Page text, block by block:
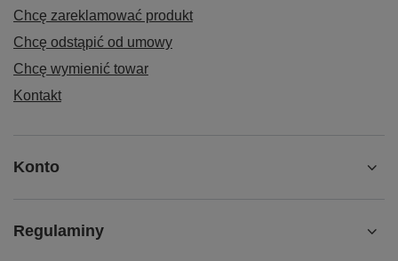
Chcę zareklamować produkt
Chcę odstąpić od umowy
Chcę wymienić towar
Kontakt
Konto
Regulaminy